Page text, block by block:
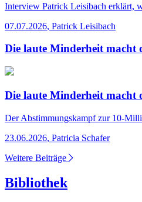
Interview Patrick Leisibach erklärt,
07.07.2026, Patrick Leisibach
Die laute Minderheit macht
Die laute Minderheit macht
Der Abstimmungskampf zur 10-
23.06.2026, Patricia Schafer
Weitere Beiträge
Bibliothek